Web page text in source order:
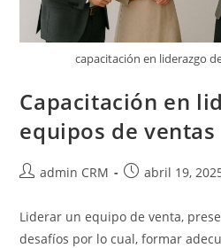
capacitación en liderazgo
Capacitación en
equipos de ventas
admin CRM abril 19,
Liderar un equipo de venta,
desafíos por lo cual, formar